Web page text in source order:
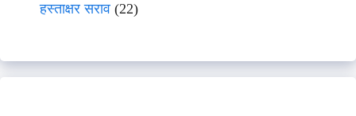
हस्ताक्षर सराव (22)